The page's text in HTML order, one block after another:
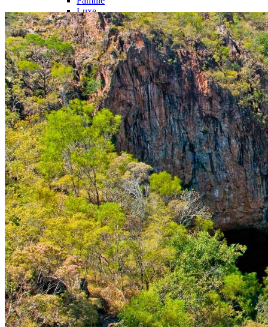
Luxe
Nature
Où et quand partir ?
Printemps
Eté
Automne
Hiver
Infos pratiques
Préparer son voyage
Hôtels partenaires
Présentation de l’Australie
Avant de départ
Météo et climat en Australie
Notre agence
Notre agence en Australie
Réseau Asian Roads
Garanties et engagements Asian Roads
Avis de nos voyageurs
Demande d'info
09 83 40 65 79